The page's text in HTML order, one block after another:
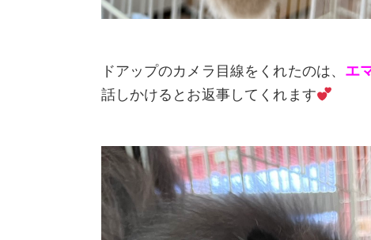
ドアップのカメラ目線をくれたのは、 エ
話しかけるとお返事してくれます